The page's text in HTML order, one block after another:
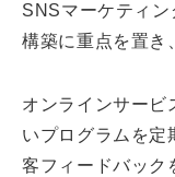
SNSマーケティ
構築に重点を置き
オンラインサービ
いプログラムを定
客フィードバック